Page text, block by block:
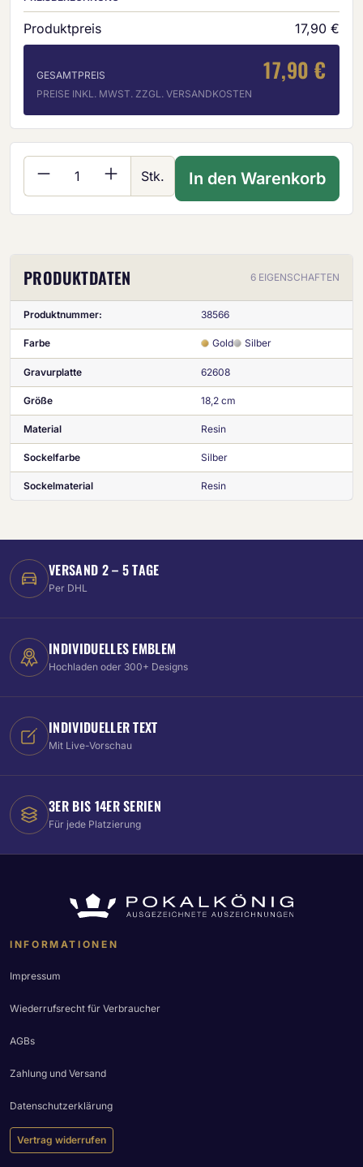
Produktpreis 17,90 €
GESAMTPREIS 17,90 €
PREISE INKL. MWST. ZZGL. VERSANDKOSTEN
Produkt Anzahl: Gib den gewünschten
Stk. In den Warenkorb
PRODUKTDATEN 6 EIGENSCHAFTEN
Produktnummer: 38566
Farbe Gold Silber
Gravurplatte 62608
Größe 18,2 cm
Material Resin
Sockelfarbe Silber
Sockelmaterial Resin
VERSAND 2 – 5 TAGE
Per DHL
INDIVIDUELLES EMBLEM
Hochladen oder 300+ Designs
INDIVIDUELLER TEXT
Mit Live-Vorschau
3ER BIS 14ER SERIEN
Für jede Platzierung
INFORMATIONEN
Impressum
Wiederrufsrecht für Verbraucher
AGBs
Zahlung und Versand
Datenschutzerklärung
Vertrag widerrufen